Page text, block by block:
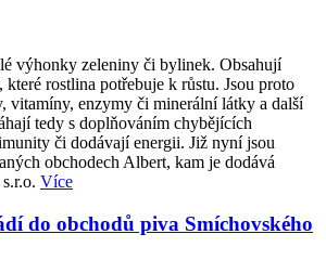
výhonky zeleniny či bylinek. Obsahují
rostlina potřebuje k růstu. Jsou proto
vitamíny, enzymy či minerální látky a další
tedy s doplňováním chybějících
či dodávají energii. Již nyní jsou
obchodech Albert, kam je dodává
Více
do obchodů piva Smíchovského